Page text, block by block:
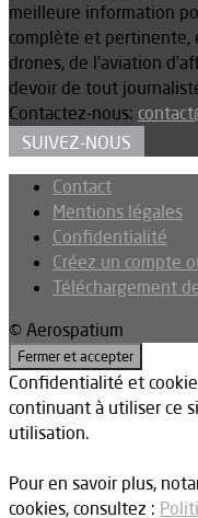
meilleure information
complète et pertinente,
drones, de l’aviation
devoir de tout
Contactez-nous:
SUIVEZ-NOUS
Contact
Mentions légales
Confidentialité
Créez un compte
Téléchargement
© Aerospatium
Confidentialité et
continuant à utiliser ce
utilisation.
Pour en savoir plus,
cookies, consultez :